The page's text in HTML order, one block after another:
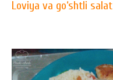
Loviya va go‘shtli salat